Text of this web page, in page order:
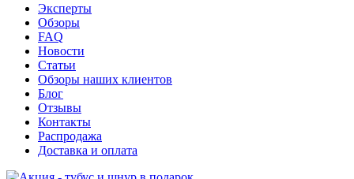
Эксперты
Обзоры
FAQ
Новости
Статьи
Обзоры наших клиентов
Блог
Отзывы
Контакты
Распродажа
Доставка и оплата